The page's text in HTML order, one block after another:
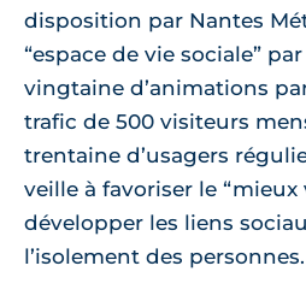
disposition par Nantes
“espace de vie sociale”
vingtaine d’animations
trafic de 500 visiteurs
trentaine d’usagers
veille à favoriser le “mieux
développer les liens
l’isolement des personnes.